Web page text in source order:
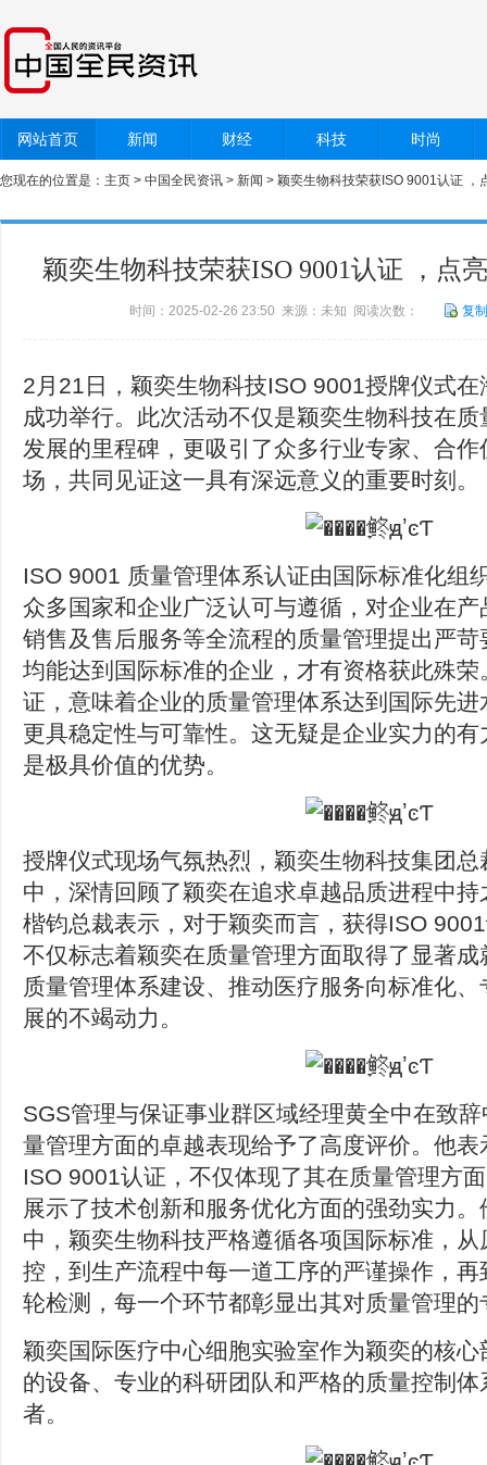
网站首页 新闻 财经 科技 时尚
您现在的位置是： 主页 > 中国全民资讯 > 新闻 > 颖奕生物科技荣获ISO 9001认证 ，
颖奕生物科技荣获ISO 9001认证 ，点
时间：2025-02-26 23:50 来源：未知 阅读次数： 复
2月21日，颖奕生物科技ISO 9001授牌仪式
成功举行。此次活动不仅是颖奕生物科技在
发展的里程碑，更吸引了众多行业专家、合
场，共同见证这一具有深远意义的重要时刻。
ISO 9001 质量管理体系认证由国际标准化组
众多国家和企业广泛认可与遵循，对企业在
销售及售后服务等全流程的质量管理提出严
均能达到国际标准的企业，才有资格获此殊
证，意味着企业的质量管理体系达到国际先
更具稳定性与可靠性。这无疑是企业实力的
是极具价值的优势。
授牌仪式现场气氛热烈，颖奕生物科技集团
中，深情回顾了颖奕在追求卓越品质进程中
楷钧总裁表示，对于颖奕而言，获得ISO
不仅标志着颖奕在质量管理方面取得了显著
质量管理体系建设、推动医疗服务向标准化
展的不竭动力。
SGS管理与保证事业群区域经理黄全中在致
量管理方面的卓越表现给予了高度评价。他
ISO 9001认证，不仅体现了其在质量管理方
展示了技术创新和服务优化方面的强劲实力
中，颖奕生物科技严格遵循各项国际标准，
控，到生产流程中每一道工序的严谨操作，
轮检测，每一个环节都彰显出其对质量管理
颖奕国际医疗中心细胞实验室作为颖奕的核
的设备、专业的科研团队和严格的质量控制
者。